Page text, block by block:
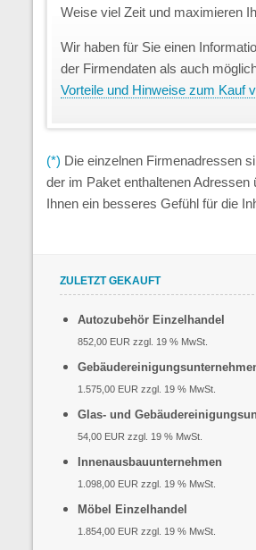
Weise viel Zeit und maximieren
Wir haben für Sie einen
der Firmendaten als auch
Vorteile und Hinweise zum Kauf
(*) Die einzelnen Firmenadressen
der im Paket enthaltenen
Ihnen ein besseres Gefühl für die
ZULETZT GEKAUFT
Autozubehör Einzelhandel
852,00 EUR zzgl. 19 % MwSt.
1.575,00 EUR zzgl. 19 % MwSt.
Glas- und
54,00 EUR zzgl. 19 % MwSt.
Innenausbauunternehmen
1.098,00 EUR zzgl. 19 % MwSt.
Möbel Einzelhandel
1.854,00 EUR zzgl. 19 % MwSt.